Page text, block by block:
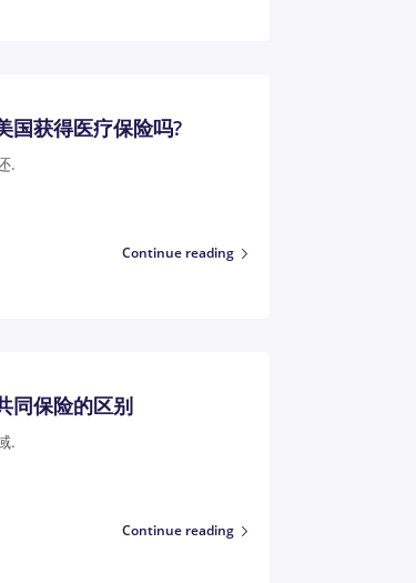
国获得医疗保险吗?
.
Continue reading
同保险的区别
.
Continue reading